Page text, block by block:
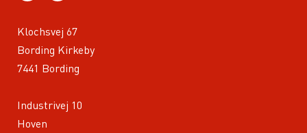
Klochsvej 67
Bording Kirkeby
7441 Bording
Industrivej 10
Hoven